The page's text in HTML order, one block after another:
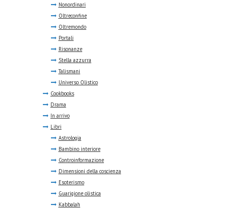
Nonordinari
Oltreconfine
Oltremondo
Portali
Risonanze
Stella azzurra
Talismani
Universo Olistico
Cookbooks
Drama
In arrivo
Libri
Astrologia
Bambino interiore
Controinformazione
Dimensioni della coscienza
Esoterismo
Guarigione olistica
Kabbalah